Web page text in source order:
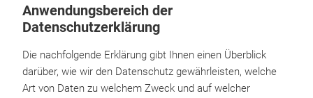
Anwendungsbereich der
Datenschutzerklärung
Die nachfolgende Erklärung gibt Ihnen einen Überblick
darüber, wie wir den Datenschutz gewährleisten, welche
Art von Daten zu welchem Zweck und auf welcher